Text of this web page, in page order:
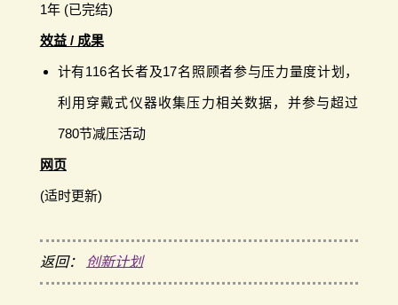
1年 (已完结)
效益 / 成果
计有116名长者及17名照顾者参与压力量度计划，
利用穿戴式仪器收集压力相关数据，并参与超过
780节减压活动
网页
(适时更新)
返回： 创新计划